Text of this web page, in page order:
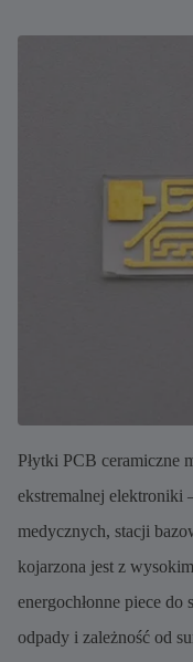
Płytki PCB ceramiczne
ekstremalnej
medycznych, stacji
kojarzona jest z
energochłonne piece
odpady i zależność od